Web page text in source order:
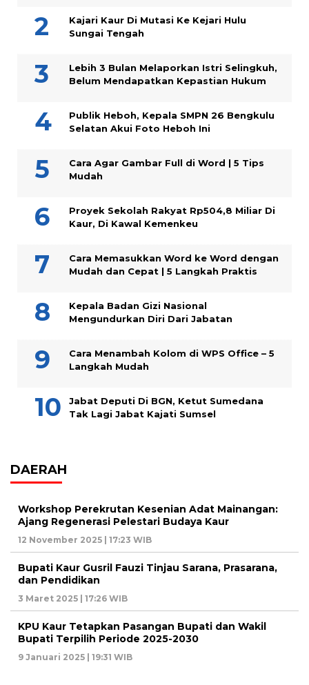
Kajari Kaur Di Mutasi Ke Kejari Hulu
Sungai Tengah
Lebih 3 Bulan Melaporkan Istri Selingkuh,
Belum Mendapatkan Kepastian Hukum
Publik Heboh, Kepala SMPN 26 Bengkulu
Selatan Akui Foto Heboh Ini
Cara Agar Gambar Full di Word | 5 Tips
Mudah
Proyek Sekolah Rakyat Rp504,8 Miliar Di
Kaur, Di Kawal Kemenkeu
Cara Memasukkan Word ke Word dengan
Mudah dan Cepat | 5 Langkah Praktis
Kepala Badan Gizi Nasional
Mengundurkan Diri Dari Jabatan
Cara Menambah Kolom di WPS Office – 5
Langkah Mudah
Jabat Deputi Di BGN, Ketut Sumedana
Tak Lagi Jabat Kajati Sumsel
DAERAH
Workshop Perekrutan Kesenian Adat Mainangan:
Ajang Regenerasi Pelestari Budaya Kaur
12 November 2025 | 17:23 WIB
Bupati Kaur Gusril Fauzi Tinjau Sarana, Prasarana,
dan Pendidikan
3 Maret 2025 | 17:26 WIB
KPU Kaur Tetapkan Pasangan Bupati dan Wakil
Bupati Terpilih Periode 2025-2030
9 Januari 2025 | 19:31 WIB